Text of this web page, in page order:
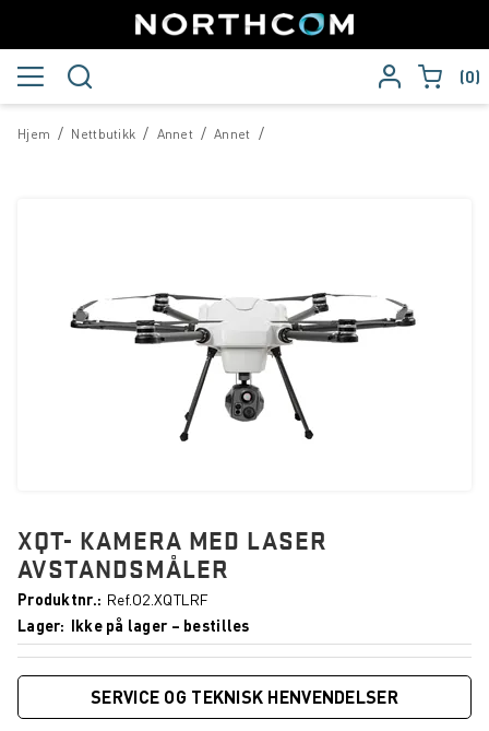
0
/
Hjem /
Nettbutikk /
Annet /
Annet
XQT- KAMERA MED LASER
AVSTANDSMÅLER
Produktnr.
Ref.O2.XQTLRF
Lager
Ikke på lager – bestilles
SERVICE OG TEKNISK HENVENDELSER